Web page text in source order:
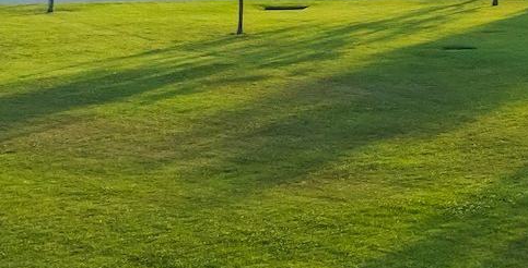
Here you can watch live the Herneacova
Domeniul Herneacova – Herneacova
2017 Ziua 3 – 15 Septembrie 2017 Ziua 4 – 16